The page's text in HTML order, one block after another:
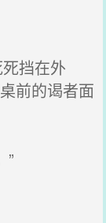
挡在外
前的谒者面
”